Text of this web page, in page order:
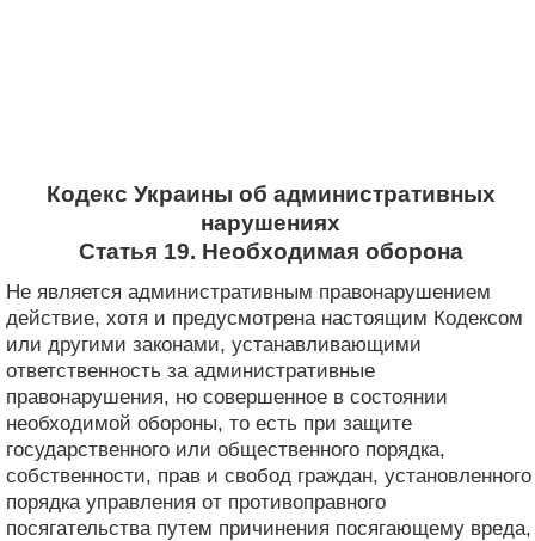
Кодекс Украины об административных
нарушениях
Статья 19. Необходимая оборона
Не является административным правонарушением
действие, хотя и предусмотрена настоящим Кодексом
или другими законами, устанавливающими
ответственность за административные
правонарушения, но совершенное в состоянии
необходимой обороны, то есть при защите
государственного или общественного порядка,
собственности, прав и свобод граждан, установленного
порядка управления от противоправного
посягательства путем причинения посягающему вреда,